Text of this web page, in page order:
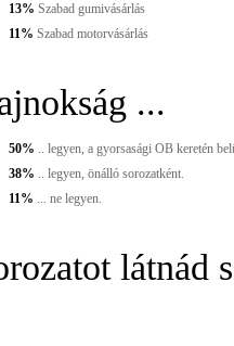
13% Szabad gumivásárlás
11% Szabad motorvásárlás
...
50% .. legyen, a gyorsasági OB keretén
38% .. legyen, önálló sorozatként.
11% ... ne legyen.
látnád